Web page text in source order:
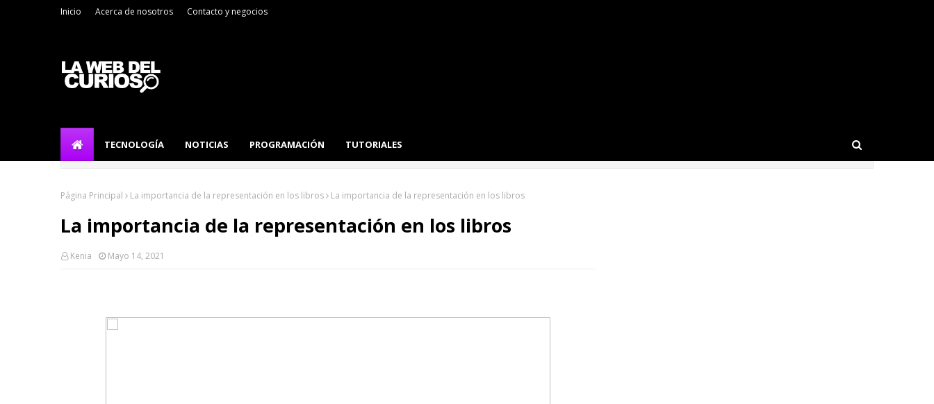
Inicio Acerca de nosotros Contacto y negocios
TECNOLOGÍA NOTICIAS PROGRAMACIÓN TUTORIALES
Página Principal La importancia de la representación en los libros La importancia de la representación en los libros
La importancia de la representación en los libros
Kenia Mayo 14, 2021